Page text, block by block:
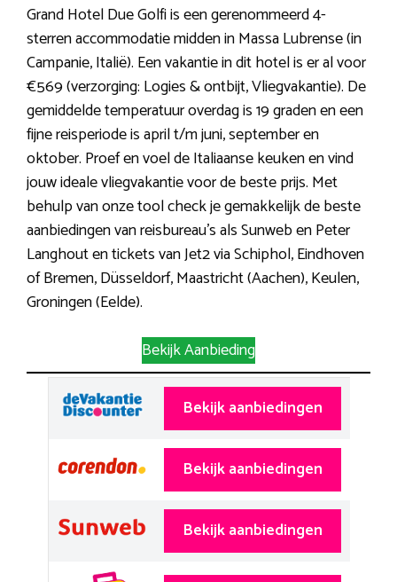
Grand Hotel Due Golfi is een gerenommeerd 4-
sterren accommodatie midden in Massa Lubrense (in
Campanie, Italië). Een vakantie in dit hotel is er al voor
€569 (verzorging: Logies & ontbijt, Vliegvakantie). De
gemiddelde temperatuur overdag is 19 graden en een
fijne reisperiode is april t/m juni, september en
oktober. Proef en voel de Italiaanse keuken en vind
jouw ideale vliegvakantie voor de beste prijs. Met
behulp van onze tool check je gemakkelijk de beste
aanbiedingen van reisbureau’s als Sunweb en Peter
Langhout en tickets van Jet2 via Schiphol, Eindhoven
of Bremen, Düsseldorf, Maastricht (Aachen), Keulen,
Groningen (Eelde).
Bekijk Aanbieding
Bekijk aanbiedingen
Bekijk aanbiedingen
Bekijk aanbiedingen